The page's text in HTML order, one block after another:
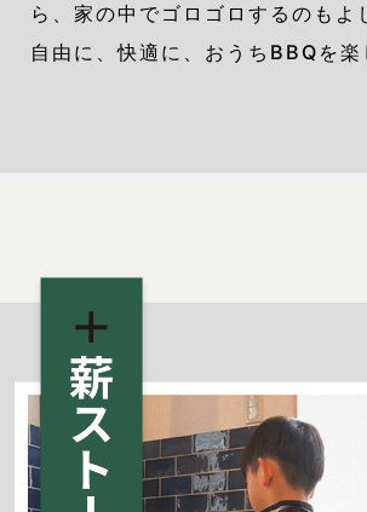
ら、家の中でゴロゴロするのもよ
自由に、快適に、おうちBBQを楽